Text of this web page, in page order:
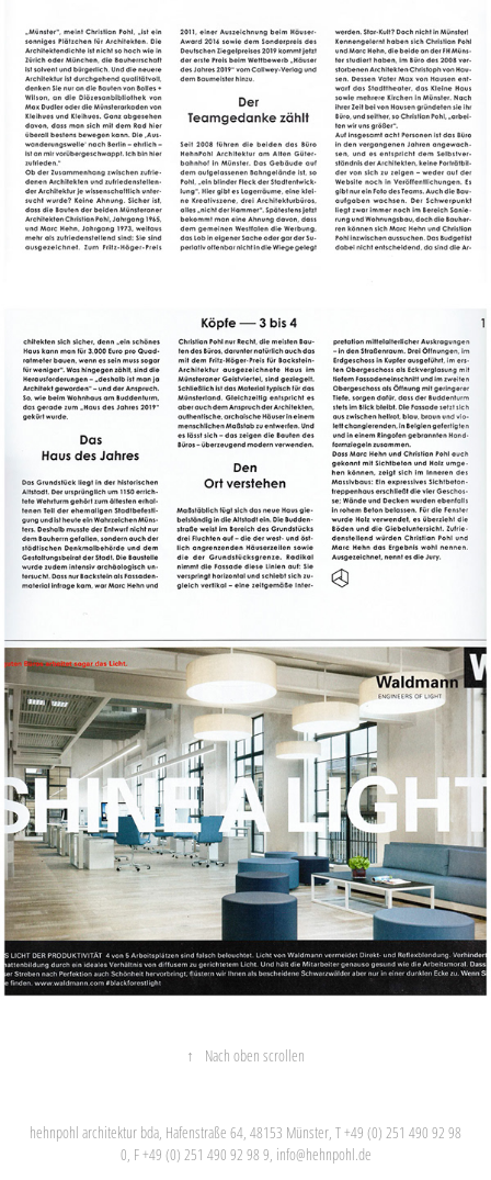
↑ Nach oben scrollen
hehnpohl architektur bda, Hafenstraße 64, 48153 Münster, T +49 (0) 251 490 92 98
0, F +49 (0) 251 490 92 98 9, info@hehnpohl.de